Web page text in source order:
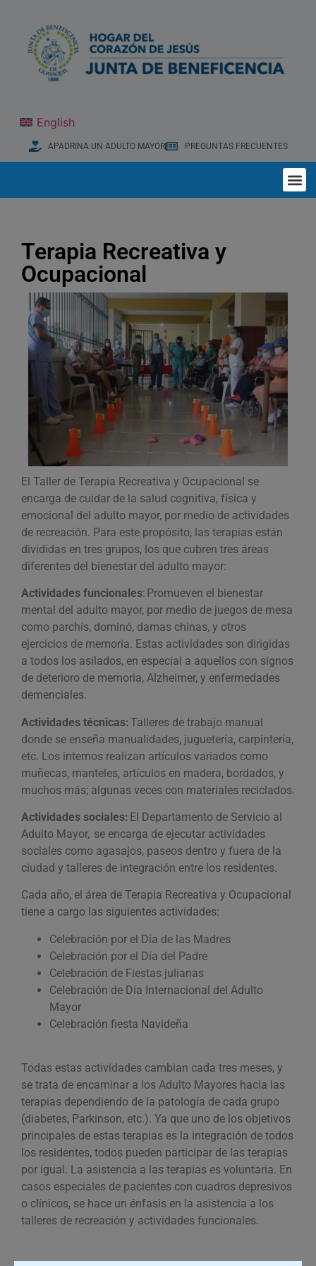
English
APADRINA UN ADULTO MAYOR PREGUNTAS FRECUENTES
Terapia Recreativa y
Ocupacional
El Taller de Terapia Recreativa y Ocupacional se
encarga de cuidar de la salud cognitiva, física y
emocional del adulto mayor, por medio de actividades
de recreación. Para este propósito, las terapias están
divididas en tres grupos, los que cubren tres áreas
diferentes del bienestar del adulto mayor:
Actividades funcionales: Promueven el bienestar
mental del adulto mayor, por medio de juegos de mesa
como parchís, dominó, damas chinas, y otros
ejercicios de memoria. Estas actividades son dirigidas
a todos los asilados, en especial a aquellos con signos
de deterioro de memoria, Alzheimer, y enfermedades
demenciales.
Actividades técnicas:Talleres de trabajo manual
donde se enseña manualidades, juguetería, carpintería,
etc. Los internos realizan artículos variados como
muñecas, manteles, artículos en madera, bordados, y
muchos más; algunas veces con materiales reciclados.
Actividades sociales: El Departamento de Servicio al
Adulto Mayor, se encarga de ejecutar actividades
sociales como agasajos, paseos dentro y fuera de la
ciudad y talleres de integración entre los residentes.
Cada año, el área de Terapia Recreativa y Ocupacional
tiene a cargo las siguientes actividades:
Celebración por el Día de las Madres
Celebración por el Día del Padre
Celebración de Fiestas julianas
Celebración de Día Internacional del Adulto
Mayor
Celebración fiesta Navideña
Todas estas actividades cambian cada tres meses, y
se trata de encaminar a los Adulto Mayores hacia las
terapias dependiendo de la patología de cada grupo
(diabetes, Parkinson, etc.). Ya que uno de los objetivos
principales de estas terapias es la integración de todos
los residentes, todos pueden participar de las terapias
por igual. La asistencia a las terapias es voluntaria. En
casos especiales de pacientes con cuadros depresivos
o clínicos, se hace un énfasis en la asistencia a los
talleres de recreación y actividades funcionales.